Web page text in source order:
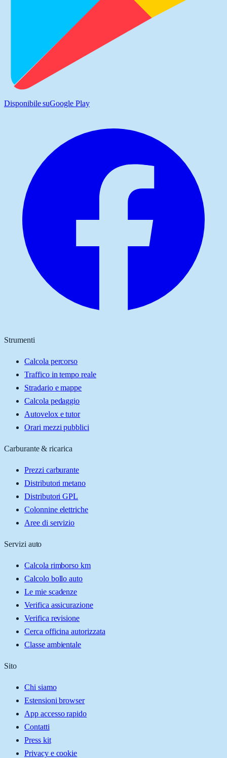
Disponibile suGoogle Play
Strumenti
Calcola percorso
Traffico in tempo reale
Stradario e mappe
Calcola pedaggio
Autovelox e tutor
Orari mezzi pubblici
Carburante & ricarica
Prezzi carburante
Distributori metano
Distributori GPL
Colonnine elettriche
Aree di servizio
Servizi auto
Calcola rimborso km
Calcolo bollo auto
Le mie scadenze
Verifica assicurazione
Verifica revisione
Cerca officina autorizzata
Classe ambientale
Sito
Chi siamo
Estensioni browser
App accesso rapido
Contatti
Press kit
Privacy e cookie